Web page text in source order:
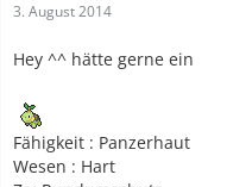
3. August 2014
Hey ^^ hätte gerne ein
Fähigkeit : Panzerhaut
Wesen : Hart